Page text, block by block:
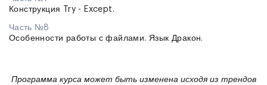
Конструкция Try - Except.
Часть №8
Особенности работы с файлами. Язык Дракон.
Программа курса может быть изменена исходя из трендов